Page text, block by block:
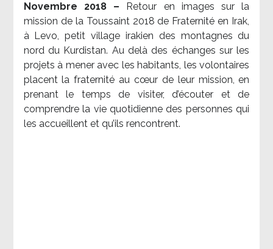
Novembre 2018 –
Retour en images sur la
mission de la Toussaint 2018 de Fraternité en Irak,
à Levo, petit village irakien des montagnes du
nord du Kurdistan. Au delà des échanges sur les
projets à mener avec les habitants, les volontaires
placent la fraternité au cœur de leur mission, en
prenant le temps de visiter, d’écouter et de
comprendre la vie quotidienne des personnes qui
les accueillent et qu’ils rencontrent.